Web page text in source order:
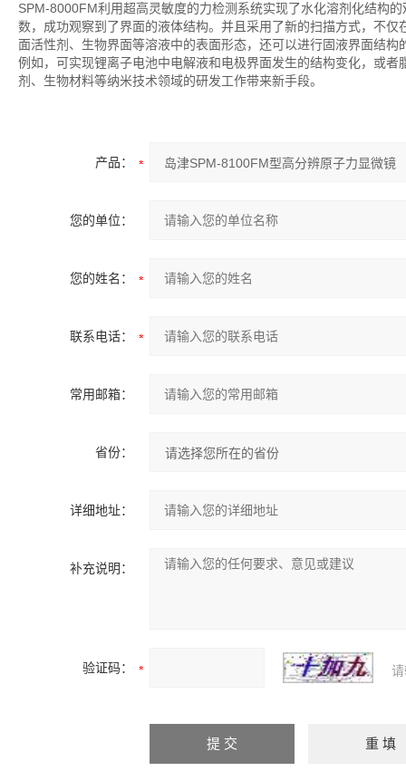
SPM-8000FM利用超高灵敏度的力检测系统实现了水化溶剂化结构
数，成功观察到了界面的液体结构。并且采用了新的扫描方式，不
面活性剂、生物界面等溶液中的表面形态，还可以进行固液界面结构
例如，可实现锂离子电池中电解液和电极界面发生的结构变化，或
剂、生物材料等纳米技术领域的研发工作带来新手段。
产品：
您的单位：
您的姓名：
联系电话：
常用邮箱：
省份：
详细地址：
补充说明：
验证码：